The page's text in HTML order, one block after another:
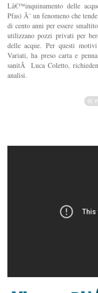
Lâ€™inquinamento delle
Pfas) Ã¨ un fenomeno che
di cento anni per essere
utilizzano pozzi privati per
delle acque. Per questi
Variati, ha preso carta e
sanitÃ Luca Coletto,
analisi.